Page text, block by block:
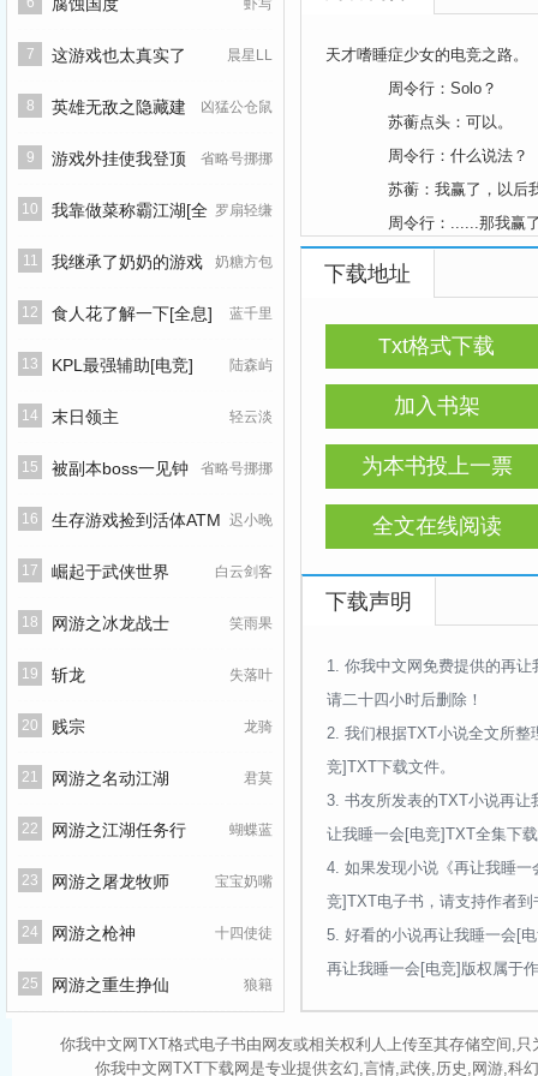
虾写
7 晨星LL
这游戏也太真实了
8 凶猛公仓鼠
英雄无敌之隐藏建
筑大师
9 省略号挪挪
游戏外挂使我登顶
武林
10 罗扇轻缣
我靠做菜称霸江湖[全
息]
11 奶糖方包
我继承了奶奶的游戏
账号
12 蓝千里
食人花了解一下[全息]
13 陆森屿
KPL最强辅助[电竞]
14 轻云淡
末日领主
15 省略号挪挪
被副本boss一见钟
情
16 迟小晚
生存游戏捡到活体ATM
17 白云剑客
崛起于武侠世界
18 笑雨果
网游之冰龙战士
19 失落叶
斩龙
20 龙骑
贱宗
21 君莫
网游之名动江湖
22 蝴蝶蓝
网游之江湖任务行
23 宝宝奶嘴
网游之屠龙牧师
24 十四使徒
网游之枪神
25 狼籍
网游之重生挣仙
天才嗜睡症少女的电竞之路。
周令行：Solo？
苏蘅点头：可以。
周令行：什么说法？
苏蘅：我赢了，以后我
周令行：......那我赢了
周令行：行。
一天后，周令行让苏蘅
于是两人公布恋情，满
阅前须知
1.女主是真的有病，不
2.本文游戏为英雄联盟
3.冷漠的嗜睡症打野 vs
内容标签：都市情缘
下载地址
Txt格式下载
加入书架
为本书投上一票
全文在线阅读
下载声明
1. 你我中文网免费提供的再
请二十四小时后删除！
2. 我们根据TXT小说全文所整
竞]TXT下载文件。
3. 书友所发表的TXT小说再
让我睡一会[电竞]TXT全集下
4. 如果发现小说《再让我睡
竞]TXT电子书，请支持作者
5. 好看的小说再让我睡一会[
再让我睡一会[电竞]版权属于
你我中文网TXT格式电子书由网友或相关权利人上传至其存储空间,
你我中文网TXT下载网是专业提供玄幻,言情,武侠,历史,网游,科